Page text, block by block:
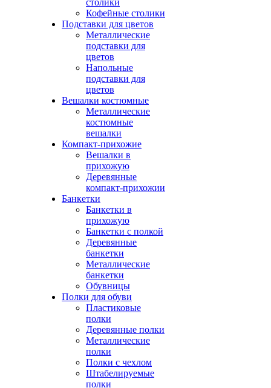
столики
Кофейные столики
Подставки для цветов
Металлические
подставки для
цветов
Напольные
подставки для
цветов
Вешалки костюмные
Металлические
костюмные
вешалки
Компакт-прихожие
Вешалки в
прихожую
Деревянные
компакт-прихожии
Банкетки
Банкетки в
прихожую
Банкетки с полкой
Деревянные
банкетки
Металлические
банкетки
Обувницы
Полки для обуви
Пластиковые
полки
Деревянные полки
Металлические
полки
Полки с чехлом
Штабелируемые
полки